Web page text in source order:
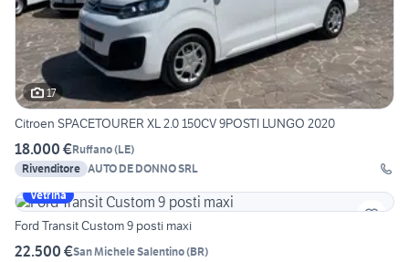
17
Citroen SPACETOURER XL 2.0 150CV 9POSTI LUNGO 2020
18.000 €Ruffano(LE)
Rivenditore AUTO DE DONNO SRL
Vetrina
Ford Transit Custom 9 posti maxi
22.500 €San Michele Salentino(BR)